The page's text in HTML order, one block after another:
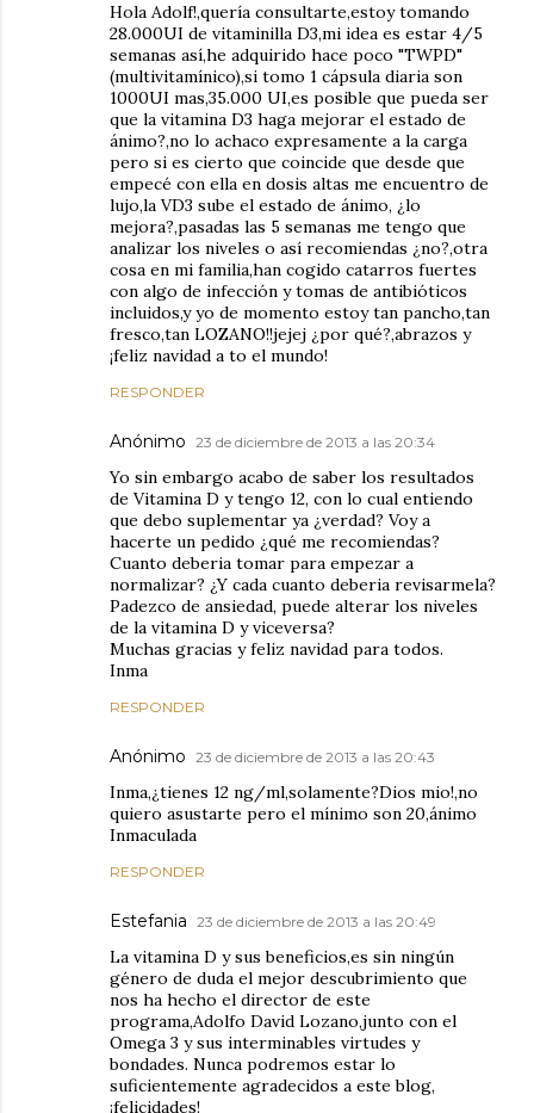
Hola Adolf!,quería consultarte,estoy tomando
28.000UI de vitaminilla D3,mi idea es estar 4/5
semanas así,he adquirido hace poco "TWPD"
(multivitamínico),si tomo 1 cápsula diaria son
1000UI mas,35.000 UI,es posible que pueda ser
que la vitamina D3 haga mejorar el estado de
ánimo?,no lo achaco expresamente a la carga
pero si es cierto que coincide que desde que
empecé con ella en dosis altas me encuentro de
lujo,la VD3 sube el estado de ánimo, ¿lo
mejora?,pasadas las 5 semanas me tengo que
analizar los niveles o así recomiendas ¿no?,otra
cosa en mi familia,han cogido catarros fuertes
con algo de infección y tomas de antibióticos
incluidos,y yo de momento estoy tan pancho,tan
fresco,tan LOZANO!!jejej ¿por qué?,abrazos y
¡feliz navidad a to el mundo!
RESPONDER
Anónimo 23 de diciembre de 2013 a las 20:34
Yo sin embargo acabo de saber los resultados
de Vitamina D y tengo 12, con lo cual entiendo
que debo suplementar ya ¿verdad? Voy a
hacerte un pedido ¿qué me recomiendas?
Cuanto deberia tomar para empezar a
normalizar? ¿Y cada cuanto deberia revisarmela?
Padezco de ansiedad, puede alterar los niveles
de la vitamina D y viceversa?
Muchas gracias y feliz navidad para todos.
Inma
RESPONDER
Anónimo 23 de diciembre de 2013 a las 20:43
Inma,¿tienes 12 ng/ml,solamente?Dios mio!,no
quiero asustarte pero el mínimo son 20,ánimo
Inmaculada
RESPONDER
Estefania 23 de diciembre de 2013 a las 20:49
La vitamina D y sus beneficios,es sin ningún
género de duda el mejor descubrimiento que
nos ha hecho el director de este
programa,Adolfo David Lozano,junto con el
Omega 3 y sus interminables virtudes y
bondades. Nunca podremos estar lo
suficientemente agradecidos a este blog,
¡felicidades!